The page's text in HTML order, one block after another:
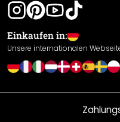
Leistungserklärung /
Cookie Einstellungen
Einkaufen in:
Unsere internationalen